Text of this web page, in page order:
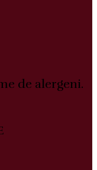
de alergeni.